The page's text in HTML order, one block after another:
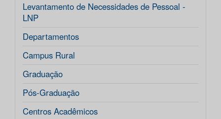
Levantamento de Necessidades de Pessoal -
LNP
Departamentos
Campus Rural
Graduação
Pós-Graduação
Centros Acadêmicos